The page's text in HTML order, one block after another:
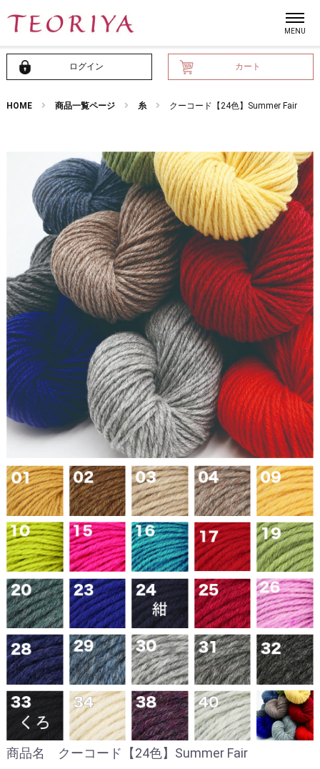
ログイン カート
HOME 商品一覧ページ 糸 クーコード【24色】Summer Fair
商品名 クーコード【24色】Summer Fair